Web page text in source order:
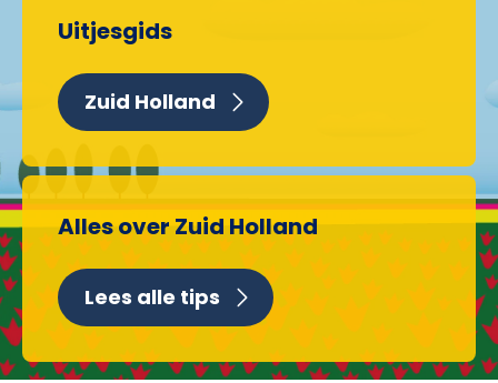
Uitjesgids
Zuid Holland
Alles over Zuid Holland
Lees alle tips